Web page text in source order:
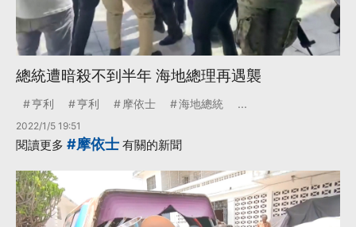
總統遭暗殺不到半年 海地總理再遇襲
亨利 亨利 摩依士 海地總統 ...
2022/1/5 19:51
閱讀更多 #摩依士 有關的新聞